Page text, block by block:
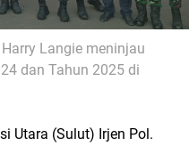
Langie meninjau
dan Tahun 2025 di
Utara (Sulut) Irjen Pol.